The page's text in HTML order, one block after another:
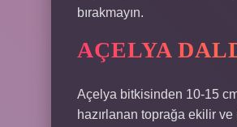
bırakmayın.
AÇELYA
Açelya bitkisinden 10-15
hazırlanan toprağa ekilir